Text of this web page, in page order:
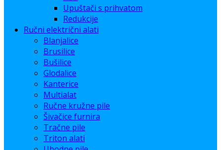
Upuštači s prihvatom
Redukcije
Ručni električni alati
Blanjalice
Brusilice
Bušilice
Glodalice
Kanterice
Multialat
Ručne kružne pile
Šivačice furnira
Tračne pile
Triton alati